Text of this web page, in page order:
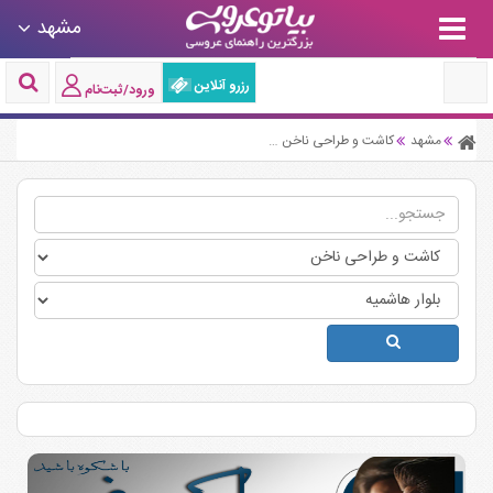
مشهد
رزرو آنلاین ورود/ثبت‌نام
مشهد کاشت و طراحی ناخن